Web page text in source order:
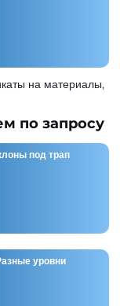
на
поставщики
по запросу
под трап
уровни